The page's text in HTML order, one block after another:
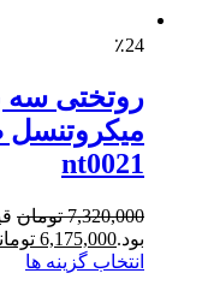
٪24
روتختی سه
nt0021
7,320,000 تومان
بود.6,175,000 تومان
انتخاب گزینه ها